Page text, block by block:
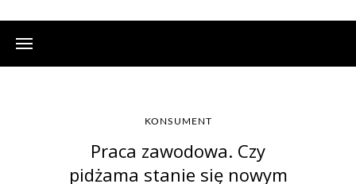
KONSUMENT
Praca zawodowa. Czy
pidżama stanie się nowym